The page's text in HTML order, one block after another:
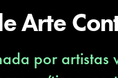
Arte
por